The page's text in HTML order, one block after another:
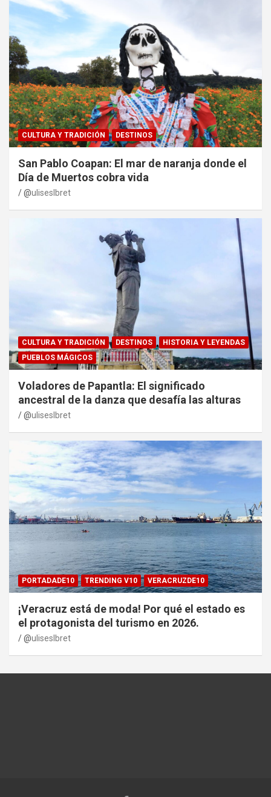
CULTURA Y TRADICIÓN DESTINOS
San Pablo Coapan: El mar de naranja donde el
Día de Muertos cobra vida
@uliseslbret
CULTURA Y TRADICIÓN DESTINOS
HISTORIA Y LEYENDAS
PUEBLOS MÁGICOS
Voladores de Papantla: El significado
ancestral de la danza que desafía las alturas
@uliseslbret
PORTADADE10 TRENDING V10 VERACRUZDE10
¡Veracruz está de moda! Por qué el estado es
el protagonista del turismo en 2026.
@uliseslbret